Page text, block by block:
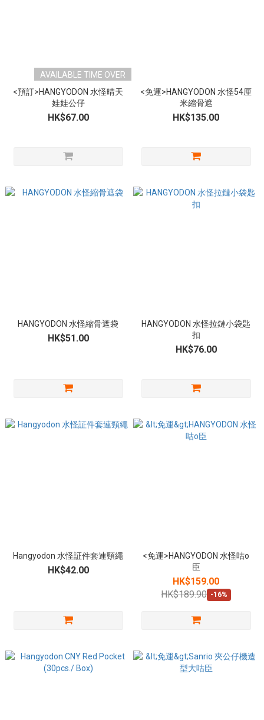
AVAILABLE TIME OVER
<預訂>HANGYODON 水怪晴天
娃娃公仔
HK$67.00
<免運>HANGYODON 水怪54厘
米縮骨遮
HK$135.00
HANGYODON 水怪縮骨遮袋
HK$51.00
HANGYODON 水怪拉鏈小袋匙
扣
HK$76.00
Hangyodon 水怪証件套連頸繩
HK$42.00
<免運>HANGYODON 水怪咕o
臣
HK$159.00
HK$189.90 -16%